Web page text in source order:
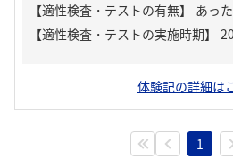
【適性検査・テストの有無】 あった
体験記の詳細は
1